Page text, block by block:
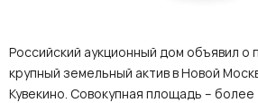
Российский аукционный дом объявил
крупный земельный актив в Новой
Кувекино. Совокупная площадь –